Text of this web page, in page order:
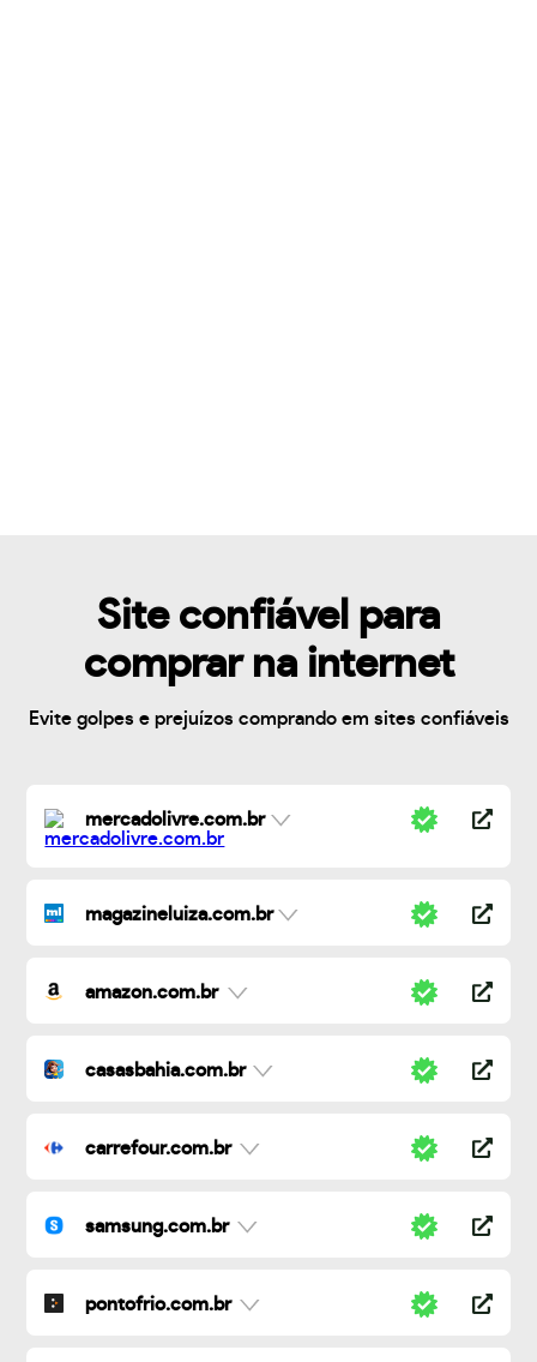
Site confiável para
comprar na internet
Evite golpes e prejuízos comprando em sites confiáveis
mercadolivre.com.br
magazineluiza.com.br
amazon.com.br
casasbahia.com.br
carrefour.com.br
samsung.com.br
pontofrio.com.br